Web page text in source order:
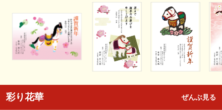
彩り花華 ぜんぶ見る